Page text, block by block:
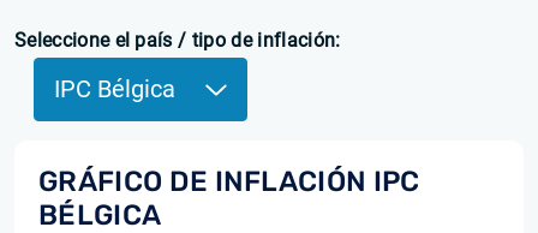
Seleccione el país / tipo de inflación:
IPC Bélgica
GRÁFICO DE INFLACIÓN IPC
BÉLGICA